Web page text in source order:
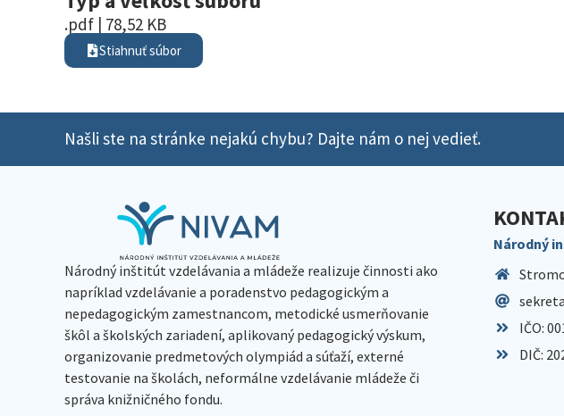
.pdf | 78,52 KB
Stiahnuť súbor
Našli ste na stránke nejakú chybu? Dajte nám o nej vedieť.
Národný inštitút vzdelávania a mládeže realizuje činnosti ako
napríklad vzdelávanie a poradenstvo pedagogickým a
nepedagogickým zamestnancom, metodické usmerňovanie
škôl a školských zariadení, aplikovaný pedagogický výskum,
organizovanie predmetových olympiád a súťaží, externé
testovanie na školách, neformálne vzdelávanie mládeže či
správa knižničného fondu.
Národný
IČO:
DIČ: